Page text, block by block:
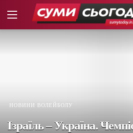
НОВИНИ ВОЛЕЙБОЛУ
Ізраїль – Україна.